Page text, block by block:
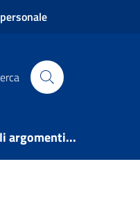
argomenti...